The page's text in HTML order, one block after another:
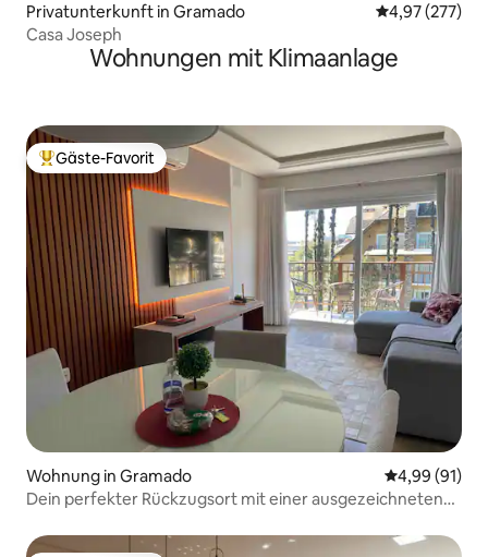
Privatunterkunft in Gramado
4,97 (277)
Casa Joseph
Wohnungen mit Klimaanlage
Beliebter Gäste-Favorit.
Gäste-Favorit
Wohnung in Gramado
4,99 (91)
Dein perfekter Rückzugsort mit einer ausgezeichneten